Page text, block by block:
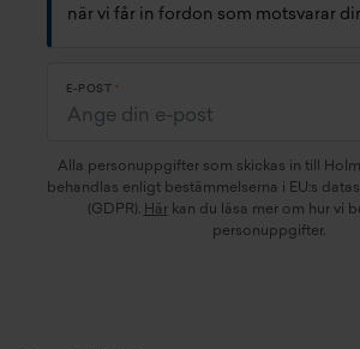
när vi får in fordon som motsvarar
E-POST
Alla personuppgifter som skickas in till
behandlas enligt bestämmelserna i EU:s
(GDPR). Härkan du läsa mer om hur vi
personuppgifter.